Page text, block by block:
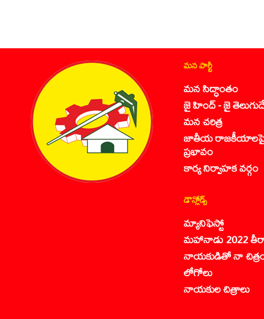
మన పార్టీ
మన సిద్ధాంతం
జై హింద్ - జై
మన చరిత్ర
జాతీయ రాజకీయాలపై
ప్రభావం
కార్య నిర్వాహక వర్గం
డౌన్లోడ్స్
మ్యానిఫెస్టో
మహానాడు 2022
నాయకుడితో నా
లోగోలు
నాయకుల చిత్రాలు